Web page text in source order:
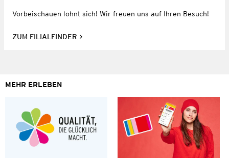
Vorbeischauen lohnt sich! Wir freuen uns auf Ihren Besuch!
ZUM FILIALFINDER
MEHR ERLEBEN